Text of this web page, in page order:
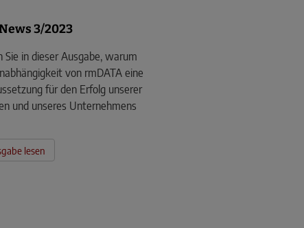
3/2023
Sie in dieser Ausgabe, warum
von rmDATA eine
für den Erfolg unserer
und unseres Unternehmens
lesen